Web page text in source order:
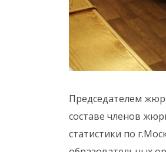
Председателем
составе членов
статистики по